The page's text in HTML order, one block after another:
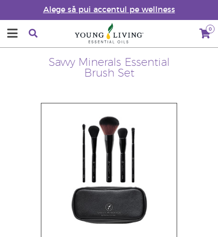
Alege să pui accentul pe wellness
0
Savvy Minerals Essential
Brush Set